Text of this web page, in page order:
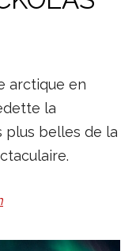
arctique en
la
plus belles de la